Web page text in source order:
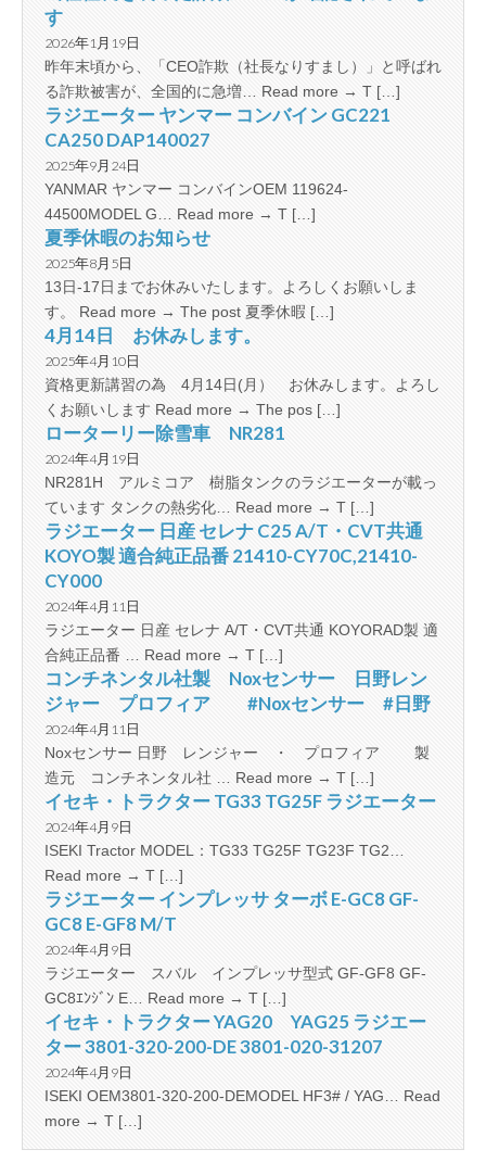
す
2026年1月19日
昨年末頃から、「CEO詐欺（社長なりすまし）」と呼ばれ
る詐欺被害が、全国的に急増… Read more → T […]
ラジエーター ヤンマー コンバイン GC221
CA250 DAP140027
2025年9月24日
YANMAR ヤンマー コンバインOEM 119624-
44500MODEL G… Read more → T […]
夏季休暇のお知らせ
2025年8月5日
13日-17日までお休みいたします。よろしくお願いしま
す。 Read more → The post 夏季休暇 […]
4月14日 お休みします。
2025年4月10日
資格更新講習の為 4月14日(月） お休みします。よろし
くお願いします Read more → The pos […]
ローターリー除雪車 NR281
2024年4月19日
NR281H アルミコア 樹脂タンクのラジエーターが載っ
ています タンクの熱劣化… Read more → T […]
ラジエーター 日産 セレナ C25 A/T・CVT共通
KOYO製 適合純正品番 21410-CY70C,21410-
CY000
2024年4月11日
ラジエーター 日産 セレナ A/T・CVT共通 KOYORAD製 適
合純正品番 … Read more → T […]
コンチネンタル社製 Noxセンサー 日野レン
ジャー プロフィア #Noxセンサー #日野
2024年4月11日
Noxセンサー 日野 レンジャー ・ プロフィア 製
造元 コンチネンタル社 … Read more → T […]
イセキ・トラクター TG33 TG25F ラジエーター
2024年4月9日
ISEKI Tractor MODEL：TG33 TG25F TG23F TG2…
Read more → T […]
ラジエーター インプレッサ ターボ E-GC8 GF-
GC8 E-GF8 M/T
2024年4月9日
ラジエーター スバル インプレッサ型式 GF-GF8 GF-
GC8ｴﾝｼﾞﾝ E… Read more → T […]
イセキ・トラクター YAG20 YAG25 ラジエー
ター 3801-320-200-DE 3801-020-31207
2024年4月9日
ISEKI OEM3801-320-200-DEMODEL HF3# / YAG… Read
more → T […]